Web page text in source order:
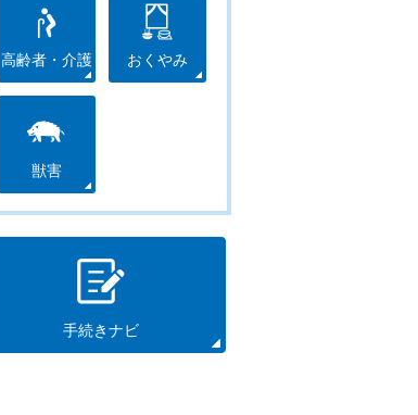
高齢者・介護 おくやみ
獣害
手続きナビ